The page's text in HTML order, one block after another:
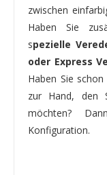
zwischen
Haben Sie
spezielle
oder Express
Haben Sie
zur Hand, den
möchten?
Konfiguration.